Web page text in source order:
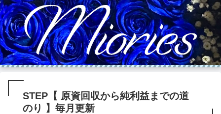
STEP【 原資回収から純利益までの道
のり 】毎月更新